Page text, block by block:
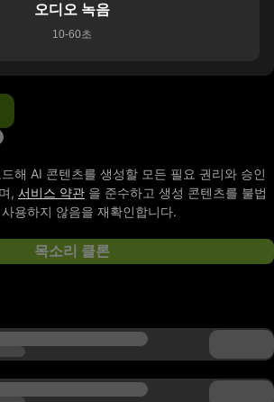
오디오 녹음
10-60초
해 AI 콘텐츠를 생성할 모든 필요 권리와 승인
, 서비스 약관 을 준수하고 생성 콘텐츠를 불법
용하지 않음을 재확인합니다.
목소리 클론